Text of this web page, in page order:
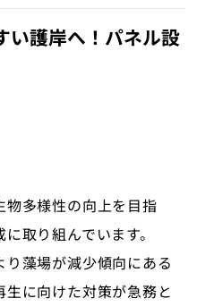
い護岸へ！パネル設
多様性の向上を目指
取り組んでいます。
藻場が減少傾向にある
に向けた対策が急務と